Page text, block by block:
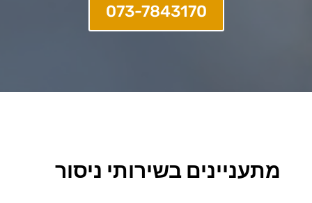
073-7843170
מתעניינים בשירותי ניסור